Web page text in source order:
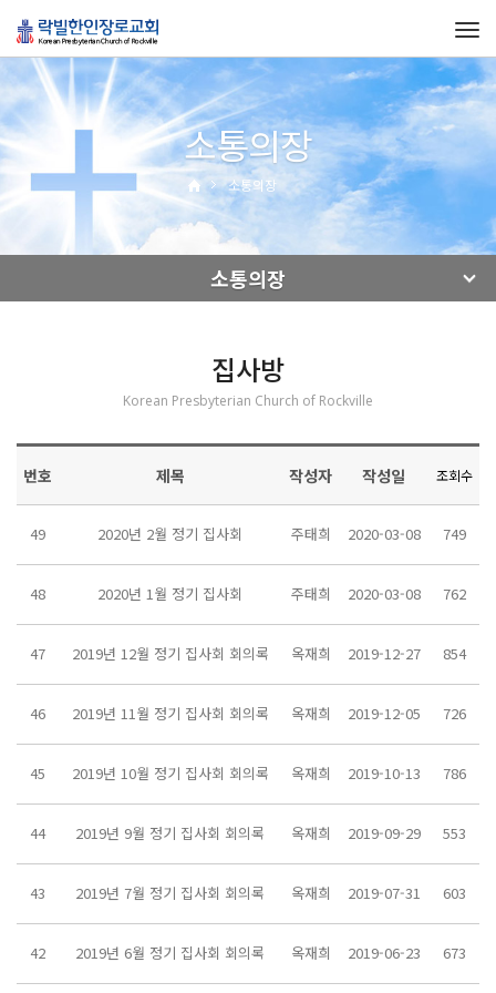
소통의장
소통의장
소통의장
집사방
Korean Presbyterian Church of Rockville
번호 제목 작성자 작성일 조회수
49 2020년 2월 정기 집사회 주태희 2020-03-08 749
48 2020년 1월 정기 집사회 주태희 2020-03-08 762
47 2019년 12월 정기 집사회 회의록 옥재희 2019-12-27 854
46 2019년 11월 정기 집사회 회의록 옥재희 2019-12-05 726
45 2019년 10월 정기 집사회 회의록 옥재희 2019-10-13 786
44 2019년 9월 정기 집사회 회의록 옥재희 2019-09-29 553
43 2019년 7월 정기 집사회 회의록 옥재희 2019-07-31 603
42 2019년 6월 정기 집사회 회의록 옥재희 2019-06-23 673